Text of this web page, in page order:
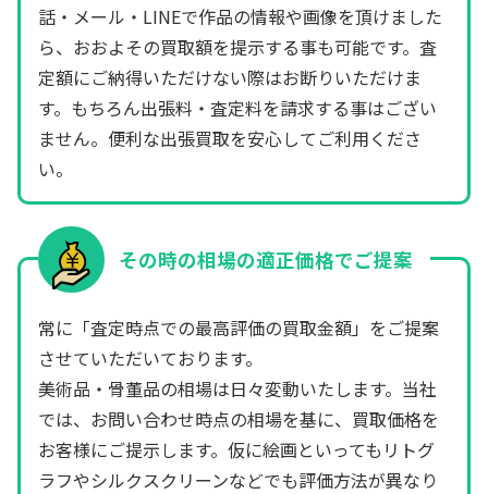
話・メール・LINEで作品の情報や画像を頂けました
ら、おおよその買取額を提示する事も可能です。査
定額にご納得いただけない際はお断りいただけま
す。もちろん出張料・査定料を請求する事はござい
ません。便利な出張買取を安心してご利用くださ
い。
その時の相場の適正価格でご提案
常に「査定時点での最高評価の買取金額」をご提案
させていただいております。
美術品・骨董品の相場は日々変動いたします。当社
では、お問い合わせ時点の相場を基に、買取価格を
お客様にご提示します。仮に絵画といってもリトグ
ラフやシルクスクリーンなどでも評価方法が異なり